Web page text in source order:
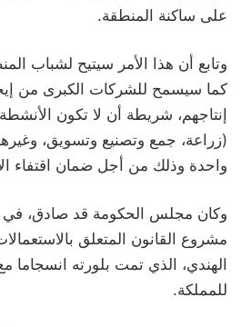
على ساكنة المنطقة.
وتابع أن هذا الأمر سيتيح لشباب
كما سيسمح للشركات الكبرى من
إنتاجهم، شريطة أن لا تكون الأنشطة
(زراعة، جمع وتصنيع وتسويق،
واحدة وذلك من أجل ضمان اقتفاء
وكان مجلس الحكومة قد صادق،
مشروع القانون المتعلق
الهندي، الذي تمت بلورته انسجاما مع
للمملكة.